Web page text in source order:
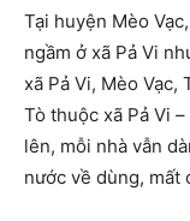
Tại huyện Mèo
ngầm ở xã Pả Vi
xã Pả Vi, Mèo Vạc,
Tò thuộc xã Pả Vi
lên, mỗi nhà vẫn
nước về dùng, mất